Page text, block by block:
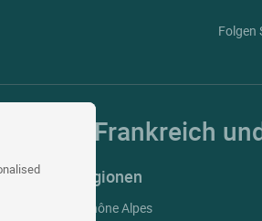
Folgen
in Frankreich
Top Regionen
Hotels Rhône Alpes